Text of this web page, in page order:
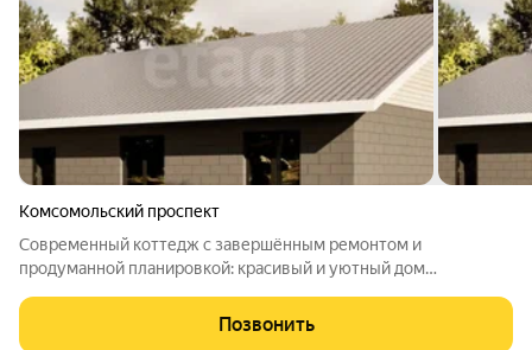
Комсомольский проспект
Современный коттедж с завершённым ремонтом и
продуманной планировкой: красивый и уютный дом
покоем, идеально подходит для комфортного проживания
всей семьёй или приятного загородного отдыха.
Позвонить